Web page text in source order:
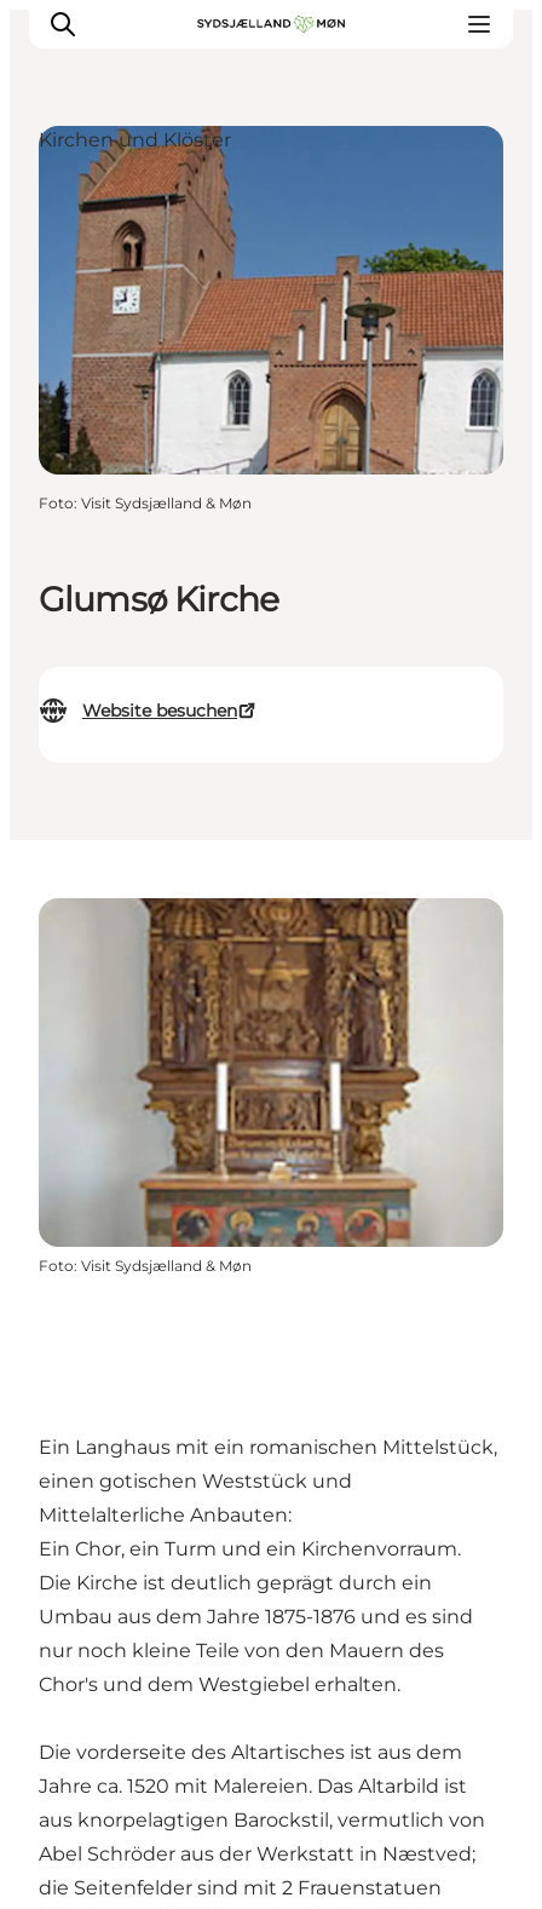
Erleben
Städte und Orte
Events
Essen
Unterkunft
Reise planen
Glumsø Kirche
Website besuchen
Kirchen und Klöster
Foto: Visit Sydsjælland & Møn
Foto: Visit Sydsjælland & Møn
Ein Langhaus mit ein romanischen Mittelstück,
einen gotischen Weststück und
Mittelalterliche Anbauten:
Ein Chor, ein Turm und ein Kirchenvorraum.
Die Kirche ist deutlich geprägt durch ein
Umbau aus dem Jahre 1875-1876 und es sind
nur noch kleine Teile von den Mauern des
Chor's und dem Westgiebel erhalten.
Die vorderseite des Altartisches ist aus dem
Jahre ca. 1520 mit Malereien. Das Altarbild ist
aus knorpelagtigen Barockstil, vermutlich von
Abel Schröder aus der Werkstatt in Næstved;
die Seitenfelder sind mit 2 Frauenstatuen